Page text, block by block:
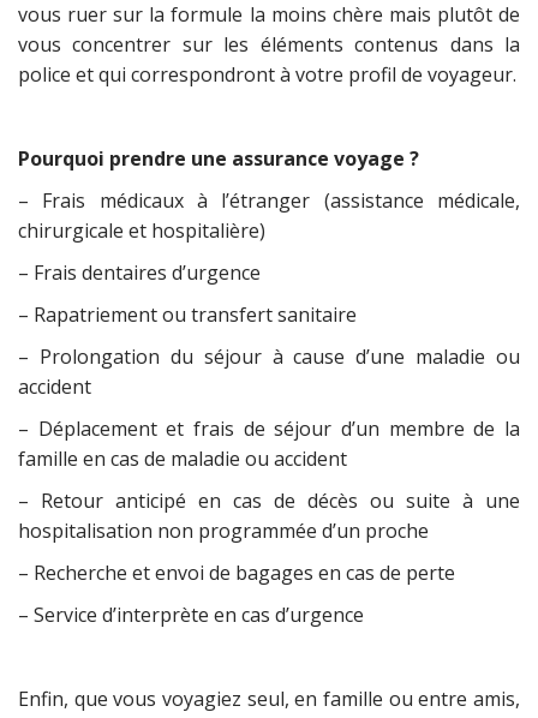
vous ruer sur la formule la moins chère mais plutôt de
vous concentrer sur les éléments contenus dans la
police et qui correspondront à votre profil de voyageur.
Pourquoi prendre une assurance voyage ?
– Frais médicaux à l’étranger (assistance médicale,
chirurgicale et hospitalière)
– Frais dentaires d’urgence
– Rapatriement ou transfert sanitaire
– Prolongation du séjour à cause d’une maladie ou
accident
– Déplacement et frais de séjour d’un membre de la
famille en cas de maladie ou accident
– Retour anticipé en cas de décès ou suite à une
hospitalisation non programmée d’un proche
– Recherche et envoi de bagages en cas de perte
– Service d’interprète en cas d’urgence
Enfin, que vous voyagiez seul, en famille ou entre amis,